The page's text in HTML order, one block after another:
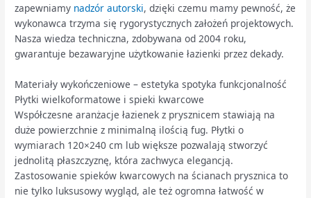
zapewniamy nadzór autorski, dzięki czemu mamy pewność, że
wykonawca trzyma się rygorystycznych założeń projektowych.
Nasza wiedza techniczna, zdobywana od 2004 roku,
gwarantuje bezawaryjne użytkowanie łazienki przez dekady.
Materiały wykończeniowe – estetyka spotyka funkcjonalność
Płytki wielkoformatowe i spieki kwarcowe
Współczesne aranżacje łazienek z prysznicem stawiają na
duże powierzchnie z minimalną ilością fug. Płytki o
wymiarach 120×240 cm lub większe pozwalają stworzyć
jednolitą płaszczyznę, która zachwyca elegancją.
Zastosowanie spieków kwarcowych na ścianach prysznica to
nie tylko luksusowy wygląd, ale też ogromna łatwość w